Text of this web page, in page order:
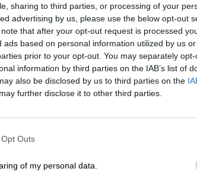
sharing to third parties, or processing of your
advertising by us, please use the below opt-out
that after your opt-out request is processed
based on personal information utilized by us
prior to your opt-out. You may separately
information by third parties on the IAB’s list of
also be disclosed by us to third parties on the
further disclose it to other third parties.
Outs
of my personal data.
Comesaña.No hay paseo más
álamos.